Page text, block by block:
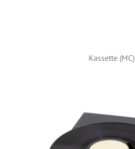
Kassette (MC)